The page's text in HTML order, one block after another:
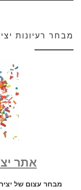
מבחר רעיונות
אתר
מבחר עצום של